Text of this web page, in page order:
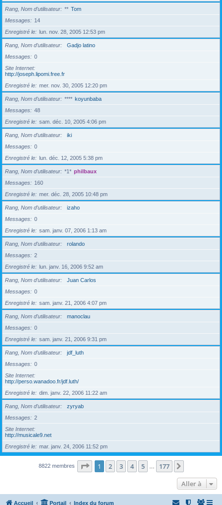
Rang, Nom d’utilisateur ** Tom
Messages
14
Enregistré le
lun. nov. 28, 2005 12:53 pm
Rang, Nom d’utilisateur
Gadjo latino
Messages
0
Site Internet
http://joseph.lipomi.free.fr
Enregistré le
mer. nov. 30, 2005 12:20 pm
Rang, Nom d’utilisateur **** koyunbaba
Messages
48
Enregistré le
sam. déc. 10, 2005 4:06 pm
Rang, Nom d’utilisateur
iki
Messages
0
Enregistré le
lun. déc. 12, 2005 5:38 pm
Rang, Nom d’utilisateur *1* philbaux
Messages
160
Enregistré le
mer. déc. 28, 2005 10:48 pm
Rang, Nom d’utilisateur
izaho
Messages
0
Enregistré le
sam. janv. 07, 2006 1:13 am
Rang, Nom d’utilisateur
rolando
Messages
2
Enregistré le
lun. janv. 16, 2006 9:52 am
Rang, Nom d’utilisateur
Juan Carlos
Messages
0
Enregistré le
sam. janv. 21, 2006 4:07 pm
Rang, Nom d’utilisateur
manoclau
Messages
0
Enregistré le
sam. janv. 21, 2006 9:31 pm
Rang, Nom d’utilisateur
jdf_luth
Messages
0
Site Internet
http://perso.wanadoo.fr/jdf.luth/
Enregistré le
dim. janv. 22, 2006 11:22 am
Rang, Nom d’utilisateur
zyryab
Messages
2
Site Internet
http://musicale9.net
Enregistré le
mar. janv. 24, 2006 11:52 pm
8822 membres Page 1sur177
1 2 3 4 5 177
Aller à
Accueil Portail Index du forum